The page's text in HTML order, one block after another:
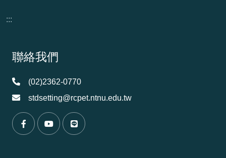
:::
頁尾資訊
聯絡我們
(02)2362-0770
stdsetting@rcpet.ntnu.edu.tw
（另開新視窗）
（另開新視窗）（另開新視窗）